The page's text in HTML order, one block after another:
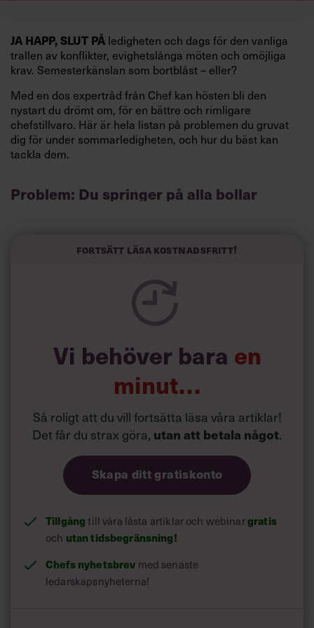
JA HAPP, SLUT PÅ ledigheten och dags för den vanliga
trallen av konflikter, evighetslånga möten och omöjliga
krav. Semesterkänslan som bortblåst – eller?
Med en dos expertråd från Chef kan hösten bli den
nystart du drömt om, för en bättre och rimligare
chefstillvaro. Här är hela listan på problemen du gruvat
dig för under sommarledigheten, och hur du bäst kan
tackla dem.
Problem: Du springer på alla bollar
att du jobbar. Problemet är bara att den inställningen gör
inte lyckas koncentrera dig på någonting alls när du
springer på alla bollar och försöker sätta dig in i precis
Fortsätt läsa kostnadsfritt!
Vi behöver bara en
minut…
Så roligt att du vill fortsätta läsa våra artiklar!
Det får du strax göra, utan att betala något.
Skapa ditt gratiskonto
Tillgångtill våra låsta artiklar och webinargratis
och utan tidsbegränsning!
Chefs nyhetsbrev med senaste
ledarskapsnyheterna!